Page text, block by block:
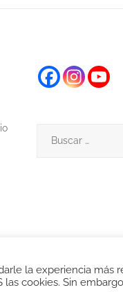
la experiencia más
las cookies. Sin